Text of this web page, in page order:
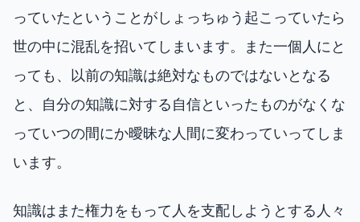
っていたということがしょっちゅう起こっていたら
世の中に混乱を招いてしまいます。また一個人にと
っても、以前の知識は絶対なものではないとなる
と、自分の知識に対する自信といったものがなくな
っていつの間にか曖昧な人間に変わっていってしま
います。
知識はまた権力をもって人を支配しようとする人々